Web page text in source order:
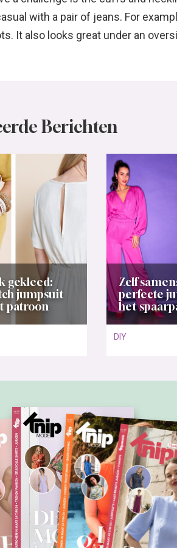
with a pair of jeans. For
It also looks great under an
Berichten
gekleed:
jumpsuit
patroon
Zelf
perfecte
het
DIY